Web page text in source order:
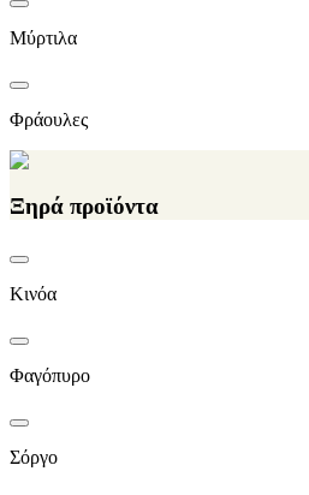
Μύρτιλα
Φράουλες
Ξηρά προϊόντα
Κινόα
Φαγόπυρο
Σόργο